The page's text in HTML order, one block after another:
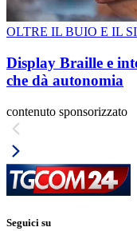
OLTRE IL BUIO E IL
Display Braille e
che dà autonomia
contenuto sponsorizzato
Seguici su